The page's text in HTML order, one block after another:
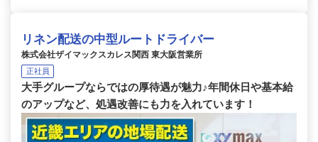
リネン配送の中型ルートドライバー
株式会社ザイマックスカレス関西 東大阪営業所
正社員
大手グループならではの厚待遇が魅力♪年間休日や基本給
のアップなど、処遇改善にも力を入れています！